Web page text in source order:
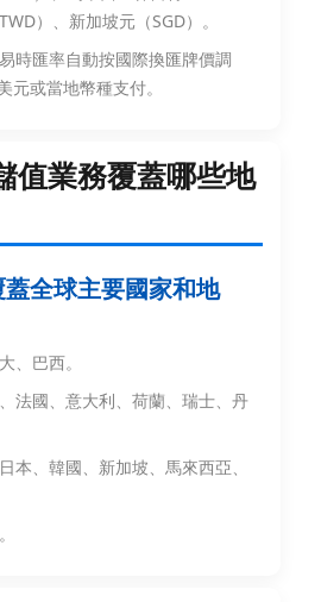
）、新加坡元（SGD）。
時匯率自動按國際換匯牌價調
元或當地幣種支付。
值業務覆蓋哪些地
蓋全球主要國家和地
、巴西。
法國、意大利、荷蘭、瑞士、丹
本、韓國、新加坡、馬來西亞、